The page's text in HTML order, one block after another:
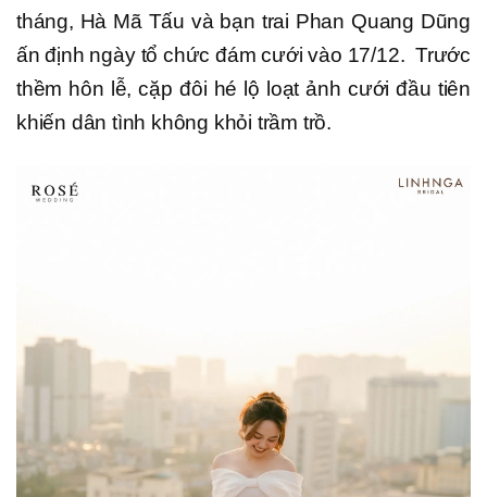
tháng, Hà Mã Tấu và bạn trai Phan Quang Dũng
ấn định ngày tổ chức đám cưới vào 17/12. Trước
thềm hôn lễ, cặp đôi hé lộ loạt ảnh cưới đầu tiên
khiến dân tình không khỏi trầm trồ.